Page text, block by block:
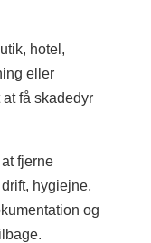
hotel,
eller
få skadedyr
fjerne
hygiejne,
og